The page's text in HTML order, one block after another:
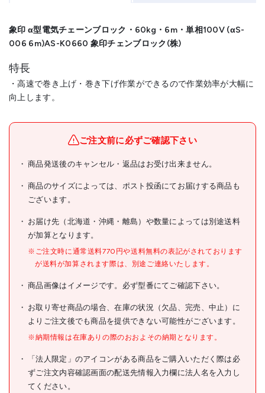
象印 α型電気チェーンブロック・60kg・6m・単相100V (αS-
006 6m)AS-K0660 象印チェンブロック(株)
特長
・高速で巻き上げ・巻き下げ作業ができるので作業効率が大幅に
向上します。
ブランド名 ELEPHANT
商品名
象印 α型電気チェーンブロッ
ク・60kg・6m・単相100V
型式
メーカー希望小売価格 130500円(税抜)
JANコード 4937510101414
仕様
●定格荷重(t):0.06
●巻上速度(m/min):13.0
(mm):315
●時間定格(min):25
●電源(V):単相100
●電源コード長さ(m):5
●電源コード:5m
●1速形
ご注文前に必ずご確認下さい
商品発送後のキャンセル・返品はお受け出来ません。
商品のサイズによっては、ポスト投函にてお届けする商品も
ございます。
お届け先（北海道・沖縄・離島）や数量によっては別途送料
が加算となります。
※ご注文時に通常送料770円や送料無料の表記がされております
が送料が加算されます際は、別途ご連絡いたします。
商品画像はイメージです。必ず型番にてご確認下さい。
お取り寄せ商品の場合、在庫の状況（欠品、完売、中止）に
よりご注文後でも商品を提供できない可能性がございます。
※納期情報は在庫ありの際のおおよその納期となります。
「法人限定」のアイコンがある商品をご購入いただく際は必
ずご注文内容確認画面の配送先情報入力欄に法人名を入力し
てください。